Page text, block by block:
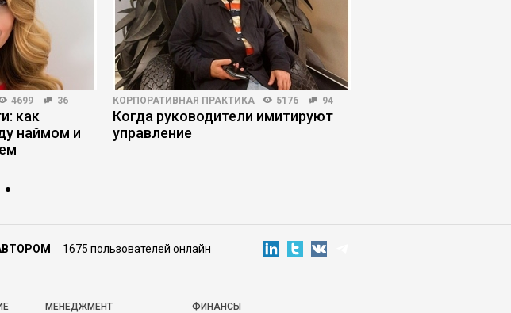
4699 36
как
наймом и
КОРПОРАТИВНАЯ ПРАКТИКА 5176 94
Когда руководители имитируют
управление
1675 пользователей онлайн
МЕНЕДЖМЕНТ ФИНАНСЫ